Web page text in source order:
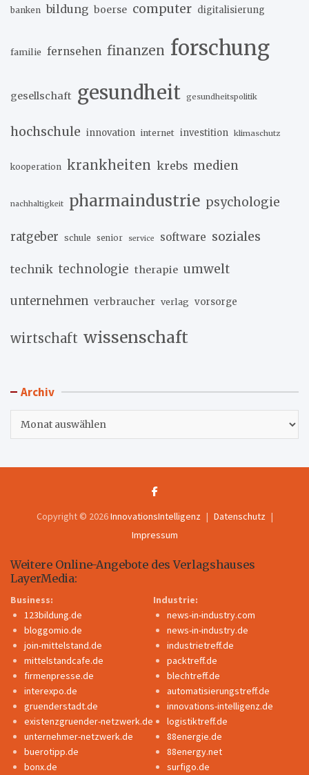
banken bildung boerse computer digitalisierung
familie fernsehen finanzen forschung
gesellschaft gesundheit gesundheitspolitik
hochschule innovation internet investition klimaschutz
kooperation krankheiten krebs medien
nachhaltigkeit pharmaindustrie psychologie
ratgeber schule senior service software soziales
technik technologie therapie umwelt
unternehmen verbraucher verlag vorsorge
wirtschaft wissenschaft
Archiv
Copyright © 2026InnovationsIntelligenz
Datenschutz
Impressum
Weitere Online-Angebote des Verlagshauses
LayerMedia:
Business:
123bildung.de
bloggomio.de
join-mittelstand.de
mittelstandcafe.de
firmenpresse.de
interexpo.de
gruenderstadt.de
existenzgruender-netzwerk.de
unternehmer-netzwerk.de
buerotipp.de
bonx.de
Industrie:
news-in-industry.com
news-in-industry.de
industrietreff.de
packtreff.de
blechtreff.de
automatisierungstreff.de
innovations-intelligenz.de
logistiktreff.de
88energie.de
88energy.net
surfigo.de